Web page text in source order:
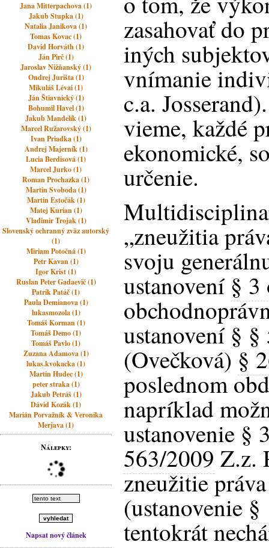
Jana Mitterpachova (1)
Jakub Stupka (1)
Natalia Janikova (1)
Tomas Kovac (1)
David Horváth (1)
Ján Pirč (1)
Jaroslav Nižňanský (1)
Ondrej Jurišta (1)
Mikuláš Lévai (1)
Ján Štiavnický (1)
Bohumil Havel (1)
Jakub Mandelík (1)
Marcel Ružarovský (1)
Ivan Priadka (1)
Andrej Majerník (1)
Lucia Berdisová (1)
Marcel Jurko (1)
Roman Prochazka (1)
Martin Svoboda (1)
Martin Estočák (1)
Matej Kurian (1)
Vladimir Trojak (1)
Slovenský ochranný zväz autorský
(1)
Miriam Potočná (1)
Petr Kavan (1)
Igor Krist (1)
Ruslan Peter Gadaevič (1)
Patrik Patáč (1)
Paula Demianova (1)
lukasmozola (1)
Tomáš Korman (1)
Tomáš Demo (1)
Tomáš Pavlo (1)
Zuzana Adamova (1)
lukas.kvokacka (1)
Martin Hudec (1)
peter straka (1)
Jakub Petráš (1)
Dávid Kozák (1)
Marián Porvažník & Veronika
Merjava (1)
Nálepky:
Napsat nový článek
zasahovať do
iných
vnímanie
c.a.
vieme, každé
ekonomické,
určenie.
„zneužitia
svoju
ustanovení § 3
ustanovení §
(Ovečková) §
poslednom
napríklad
ustanovenie §
563/2009 Z.z.
zneužitie
(ustanovenie §
tentokrát